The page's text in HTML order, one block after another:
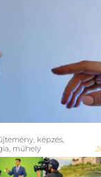
múzeumok
, képzés,
, műhely